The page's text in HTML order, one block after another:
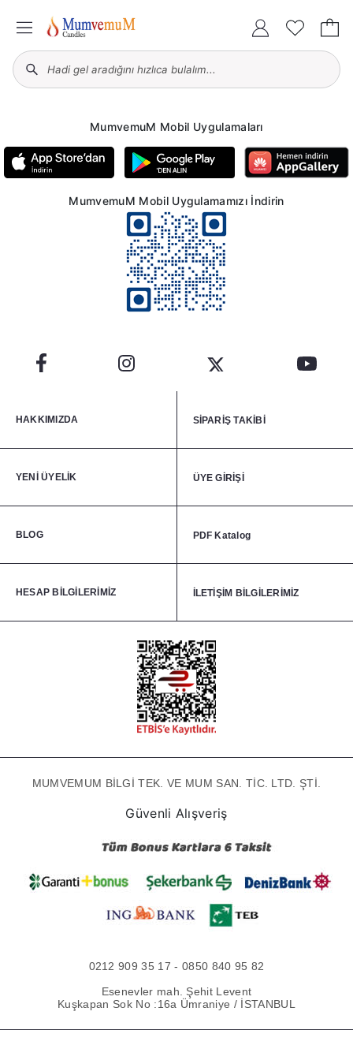
MumvemuM Mobil Uygulamaları
MumvemuM Mobil Uygulamamızı İndirin
HAKKIMIZDA SİPARİŞ TAKİBİ
YENİ ÜYELİK ÜYE GİRİŞİ
BLOG PDF Katalog
HESAP BİLGİLERİMİZ İLETİŞİM BİLGİLERİMİZ
MUMVEMUM BİLGİ TEK. VE MUM SAN. TİC. LTD. ŞTİ.
Güvenli Alışveriş
0212 909 35 17 - 0850 840 95 82
Esenevler mah. Şehit Levent
Kuşkapan Sok No :16a Ümraniye / İSTANBUL